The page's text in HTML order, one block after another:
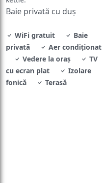
Baie privată cu duș
WiFi gratuit
Baie
privată
Aer condiţionat
Vedere la oraș
TV
cu ecran plat
Izolare
fonică
Terasă